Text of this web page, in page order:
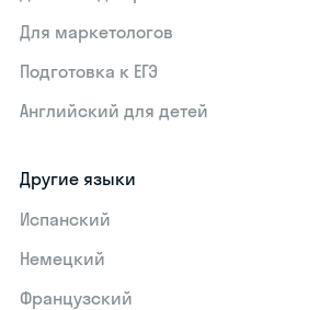
Для маркетологов
Подготовка к ЕГЭ
Английский для детей
Другие языки
Испанский
Немецкий
Французский